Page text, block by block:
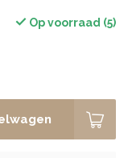
Op voorraad (5)